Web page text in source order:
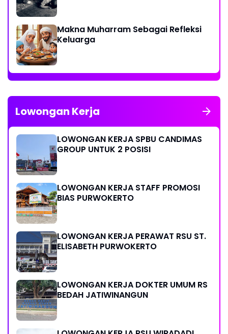
Makna Muharram Sebagai Refleksi
Keluarga
Lowongan Kerja
LOWONGAN KERJA SPBU CANDIMAS
GROUP UNTUK 2 POSISI
LOWONGAN KERJA STAFF PROMOSI
BIAS PURWOKERTO
LOWONGAN KERJA PERAWAT RSU ST.
ELISABETH PURWOKERTO
LOWONGAN KERJA DOKTER UMUM RS
BEDAH JATIWINANGUN